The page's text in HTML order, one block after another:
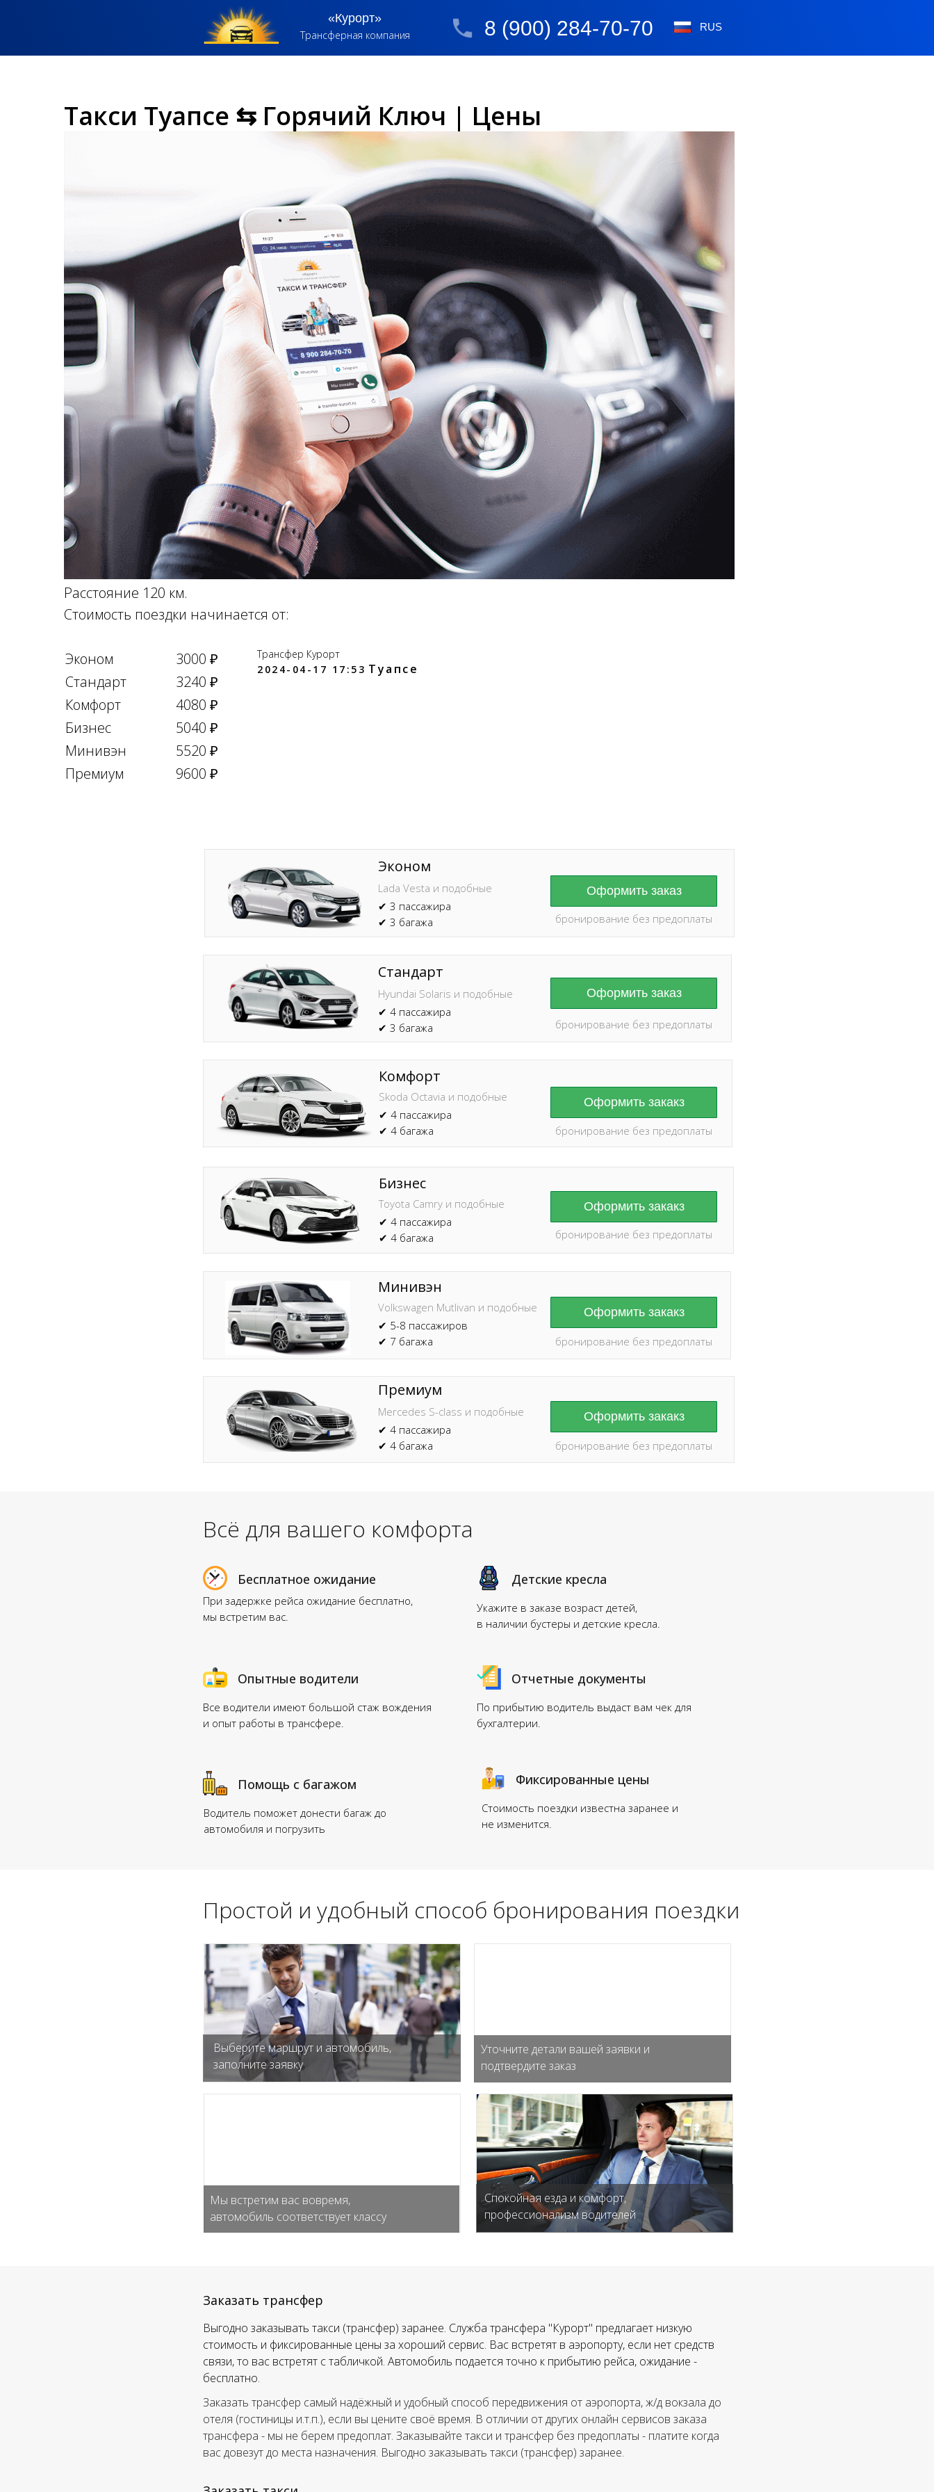
8 (900) 284-70-70
«Курорт»
Трансферная компания
RUS
Такси Туапсе ⇆ Горячий Ключ | Цены
Расстояние 120 км.
Стоимость поездки начинается от:
Эконом
3000 ₽
Стандарт
3240 ₽
Комфорт
4080 ₽
Бизнес
5040 ₽
Минивэн
5520 ₽
Премиум
9600 ₽
Трансфер Курорт
2024-04-17 17:53 Туапсе
Оформить заказ
Стандарт
Hyundai Solaris и подобные
✔ 4 пассажира
✔ 3 багажа
Бизнес
Toyota Camry и подобные
✔ 4 пассажира
✔ 4 багажа
Минивэн
Volkswagen Mutlivan и подобные
✔ 5-8 пассажиров
✔ 7 багажа
Премиум
Mercedes S-class и подобные
✔ 4 пассажира
✔ 4 багажа
Оформить закакз
Оформить закакз
Оформить закакз
бронирование без предоплаты
бронирование без предоплаты
Оформить заказ
Эконом
Lada Vesta и подобные
✔ 3 пассажира
✔ 3 багажа
Комфорт
Skoda Octavia и подобные
✔ 4 пассажира
✔ 4 багажа
Оформить закакз
бронирование без предоплаты
бронирование без предоплаты
бронирование без предоплаты
бронирование без предоплаты
При задержке рейса ожидание бесплатно,
мы встретим вас.
Укажите в заказе возраст детей,
в наличии бустеры и детские кресла.
Водитель поможет донести багаж до
автомобиля и погрузить
Бесплатное ожидание Детские кресла
Помощь с багажом
Все водители имеют большой стаж вождения
и опыт работы в трансфере.
По прибытию водитель выдаст вам чек для
бухгалтерии.
Стоимость поездки известна заранее и
не изменится.
Опытные водители Отчетные документы
Фиксированные цены
Всё для вашего комфорта
Простой и удобный способ бронирования поездки
Выберите маршрут и автомобиль,
заполните заявку
Уточните детали вашей заявки и
подтвердите заказ
Мы встретим вас вовремя,
автомобиль соответствует классу
Спокойная езда и комфорт,
профессионализм водителей
Заказать трансфер самый надёжный и удобный способ передвижения от аэропорта, ж/д вокзала до
отеля (гостиницы и.т.п.), если вы цените своё время. В отличии от других онлайн сервисов заказа
трансфера - мы не берем предоплат. Заказывайте такси и трансфер без предоплаты - платите когда
вас довезут до места назначения. Выгодно заказывать такси (трансфер) заранее.
Заказать трансфер
Выгодно заказывать такси (трансфер) заранее. Служба трансфера "Курорт" предлагает низкую
стоимость и фиксированные цены за хороший сервис. Вас встретят в аэропорту, если нет средств
связи, то вас встретят с табличкой. Автомобиль подается точно к прибытию рейса, ожидание -
бесплатно.